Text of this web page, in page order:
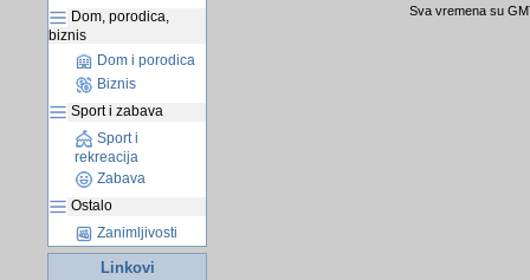
Dom, porodica,
biznis
Dom i porodica
Biznis
Sport i zabava
Sport i
rekreacija
Zabava
Ostalo
Zanimljivosti
Linkovi
Sva vremena su